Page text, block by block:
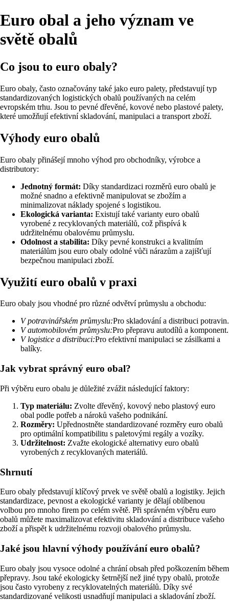
Euro obal a jeho význam ve
světě obalů
Co jsou to euro obaly?
Euro obaly, často označovány také jako euro palety, představují typ
standardizovaných logistických obalů používaných na celém
evropském trhu. Jsou to pevné dřevěné, kovové nebo plastové palety,
které umožňují efektivní skladování, manipulaci a transport zboží.
Výhody euro obalů
Euro obaly přinášejí mnoho výhod pro obchodníky, výrobce a
distributory:
Jednotný formát: Díky standardizaci rozměrů euro obalů je
možné snadno a efektivně manipulovat se zbožím a
minimalizovat náklady spojené s logistikou.
Ekologická varianta: Existují také varianty euro obalů
vyrobené z recyklovaných materiálů, což přispívá k
udržitelnému obalovému průmyslu.
Odolnost a stabilita: Díky pevné konstrukci a kvalitním
materiálům jsou euro obaly odolné vůči nárazům a zajišťují
bezpečnou manipulaci zboží.
Využití euro obalů v praxi
Euro obaly jsou vhodné pro různé odvětví průmyslu a obchodu:
V potravinářském průmyslu:Pro skladování a distribuci potravin.
V automobilovém průmyslu:Pro přepravu autodílů a komponent.
V logistice a distribuci:Pro efektivní manipulaci se zásilkami a
balíky.
Jak vybrat správný euro obal?
Při výběru euro obalu je důležité zvážit následující faktory:
Typ materiálu: Zvolte dřevěný, kovový nebo plastový euro
obal podle potřeb a nároků vašeho podnikání.
Rozměry: Upřednostněte standardizované rozměry euro obalů
pro optimální kompatibilitu s paletovými regály a vozíky.
Udržitelnost: Zvažte ekologické alternativy euro obalů
vyrobených z recyklovaných materiálů.
Shrnutí
Euro obaly představují klíčový prvek ve světě obalů a logistiky. Jejich
standardizace, pevnost a ekologické varianty je dělají oblíbenou
volbou pro mnoho firem po celém světě. Při správném výběru euro
obalů můžete maximalizovat efektivitu skladování a distribuce vašeho
zboží a přispět k udržitelnému rozvoji obalového průmyslu.
Jaké jsou hlavní výhody používání euro obalů?
Euro obaly jsou vysoce odolné a chrání obsah před poškozením během
přepravy. Jsou také ekologicky šetrnější než jiné typy obalů, protože
jsou často vyrobeny z recyklovatelných materiálů. Díky své
standardizované velikosti usnadňují manipulaci a skladování zboží.